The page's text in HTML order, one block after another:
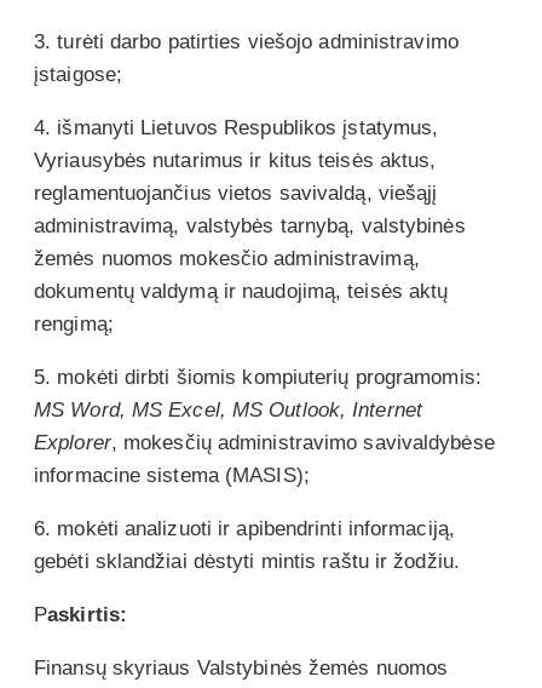
3. turėti darbo patirties viešojo administravimo
įstaigose;
4. išmanyti Lietuvos Respublikos įstatymus,
Vyriausybės nutarimus ir kitus teisės aktus,
reglamentuojančius vietos savivaldą, viešąjį
administravimą, valstybės tarnybą, valstybinės
žemės nuomos mokesčio administravimą,
dokumentų valdymą ir naudojimą, teisės aktų
rengimą;
5. mokėti dirbti šiomis kompiuterių programomis:
MS Word, MS Excel, MS Outlook, Internet
Explorer, mokesčių administravimo savivaldybėse
informacine sistema (MASIS);
6. mokėti analizuoti ir apibendrinti informaciją,
gebėti sklandžiai dėstyti mintis raštu ir žodžiu.
Paskirtis:
Finansų skyriaus Valstybinės žemės nuomos